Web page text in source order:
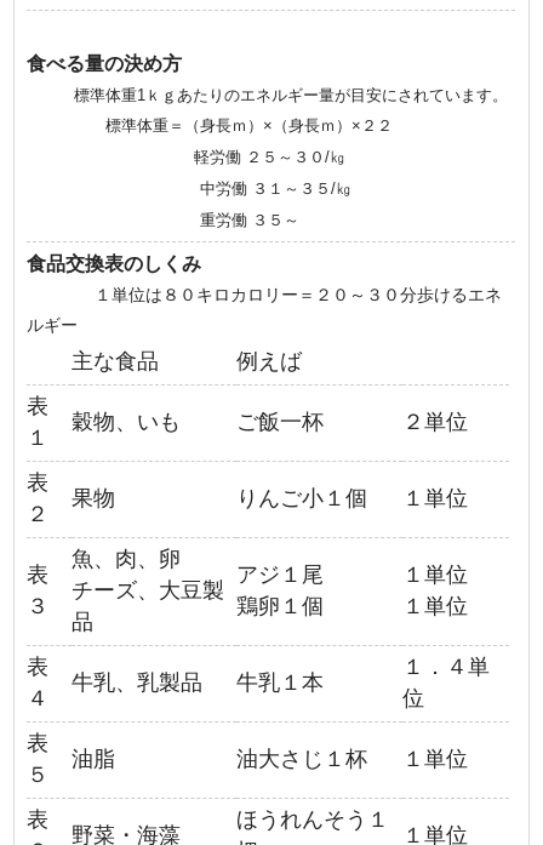
食べる量の決め方
標準体重1ｋｇあたりのエネルギー量が目安にされています。
標準体重＝（身長ｍ）×（身長ｍ）×２２
軽労働 ２５～３０/㎏
中労働 ３１～３５/㎏
重労働 ３５～
食品交換表のしくみ
１単位は８０キロカロリー＝２０～３０分歩けるエネ
ルギー
主な食品
例えば
表
１
穀物、いも ご飯一杯 ２単位
表
２
果物 りんご小１個 １単位
表
３
魚、肉、卵
チーズ、大豆製
品
アジ１尾
鶏卵１個
１単位
１単位
表
４
牛乳、乳製品 牛乳１本
１．４単
位
表
５
油脂 油大さじ１杯 １単位
表
野菜・海藻
ほうれんそう１
１単位